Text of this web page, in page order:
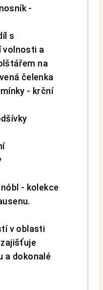
-
s
volnosti a
na
čelenka
- krční
- kolekce
v oblasti
a dokonalé